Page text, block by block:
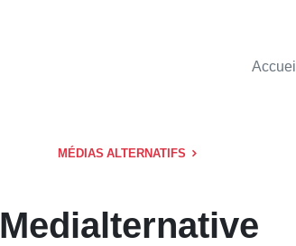
Accueil
MÉDIAS ALTERNATIFS
Medialternative